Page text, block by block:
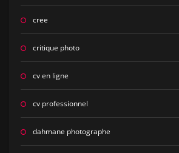
cree
critique photo
cv en ligne
cv professionnel
dahmane photographe